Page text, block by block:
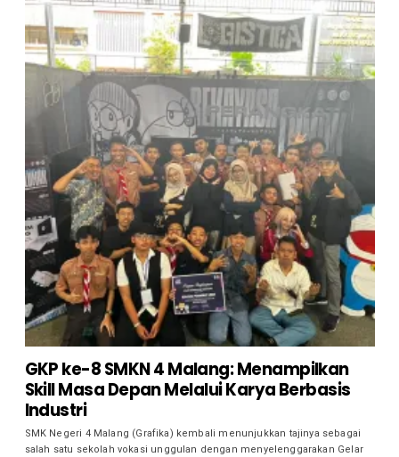
GKP ke-8 SMKN 4 Malang: Menampilkan
Skill Masa Depan Melalui Karya Berbasis
Industri
SMK Negeri 4 Malang (Grafika) kembali menunjukkan tajinya sebagai
salah satu sekolah vokasi unggulan dengan menyelenggarakan Gelar